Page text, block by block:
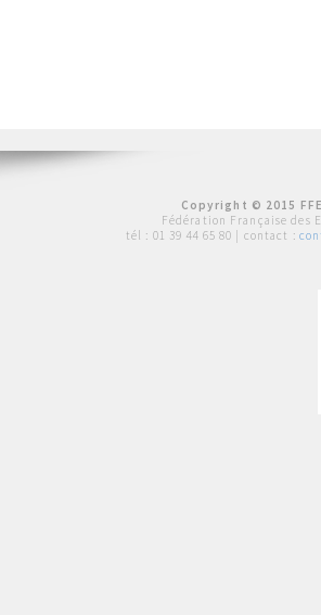
Copyright © 2015
Fédération Française des
tél : 01 39 44 65 80 | contact :